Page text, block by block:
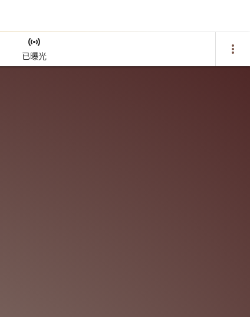
sensors
已曝光 more_vert